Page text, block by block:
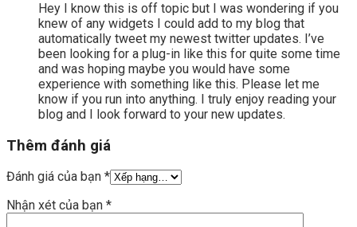
Hey I know this is off topic but I was wondering if you
knew of any widgets I could add to my blog that
automatically tweet my newest twitter updates. I’ve
been looking for a plug-in like this for quite some time
and was hoping maybe you would have some
experience with something like this. Please let me
know if you run into anything. I truly enjoy reading your
blog and I look forward to your new updates.
Thêm đánh giá
Đánh giá của bạn *
Nhận xét của bạn *